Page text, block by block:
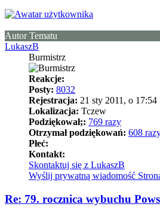
Autor Tematu
LukaszB
Burmistrz
Reakcje:
Posty: 8032
Rejestracja: 21 sty 2011, o 17:54
Lokalizacja: Tczew
Podziękował;: 769 razy
Otrzymał podziękowań: 608
Płeć:
Kontakt:
Skontaktuj się z LukaszB
Wyślij prywatną wiadomość
Re: 79. rocznica wybuchu